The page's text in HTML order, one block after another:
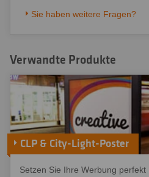
Sie haben weitere Fragen?
Verwandte Produkte
CLP & City-Light-Poster
Setzen Sie Ihre Werbung